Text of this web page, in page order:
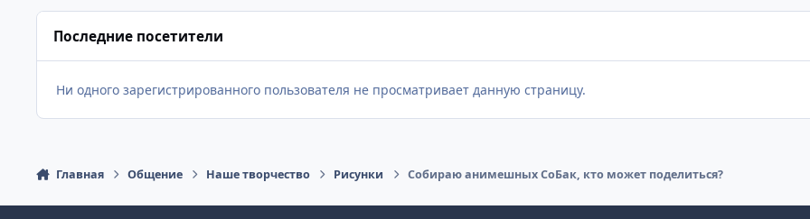
Последние посетители
Ни одного зарегистрированного пользователя не просматривает данную страницу.
Главная Общение Наше творчество Рисунки Cобираю анимешных СоБак, кто может поделиться?